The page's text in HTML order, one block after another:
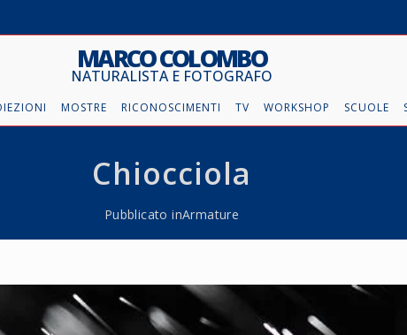
MARCO COLOMBO
NATURALISTA E FOTOGRAFO
MOSTRE RICONOSCIMENTI TV WORKSHOP SCUOLE
Chiocciola
Pubblicato inArmature